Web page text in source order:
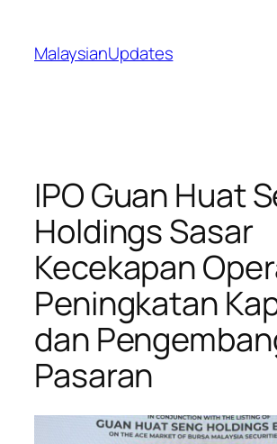
content
MalaysianUpdates
IPO Guan Huat
Holdings Sasar
Kecekapan
Peningkatan
dan
Pasaran